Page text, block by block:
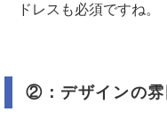
ドレスも必須ですね。
②：デザインの雰